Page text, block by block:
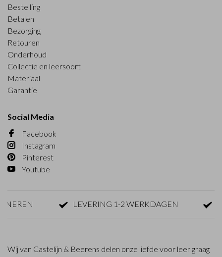
Bestelling
Betalen
Bezorging
Retouren
Onderhoud
Collectie en leersoort
Materiaal
Garantie
Social Media
Facebook
Instagram
Pinterest
Youtube
LEVERING 1-2 WERKDAGEN
Wij van Castelijn & Beerens delen onze liefde voor leer graag